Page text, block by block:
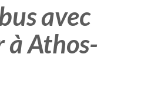
avec
Athos-